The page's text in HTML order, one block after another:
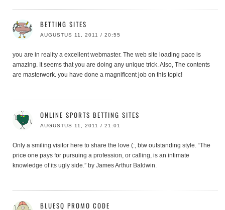
BETTING SITES
AUGUSTUS 11, 2011 / 20:55
you are in reality a excellent webmaster. The web site loading pace is
amazing. It seems that you are doing any unique trick. Also, The contents
are masterwork. you have done a magnificent job on this topic!
ONLINE SPORTS BETTING SITES
AUGUSTUS 11, 2011 / 21:01
Only a smiling visitor here to share the love (:, btw outstanding style. “The
price one pays for pursuing a profession, or calling, is an intimate
knowledge of its ugly side.” by James Arthur Baldwin.
BLUESQ PROMO CODE